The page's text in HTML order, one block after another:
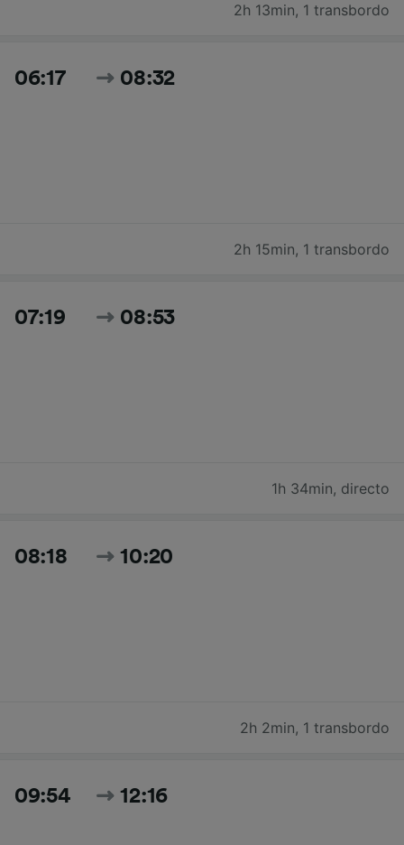
2h 13min, 1 transbordo
06:17 08:32
2h 15min, 1 transbordo
07:19 08:53
1h 34min, directo
08:18 10:20
2h 2min, 1 transbordo
09:54 12:16